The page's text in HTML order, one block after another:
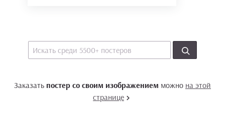
Заказать постер со своим изображением можно на этой
странице